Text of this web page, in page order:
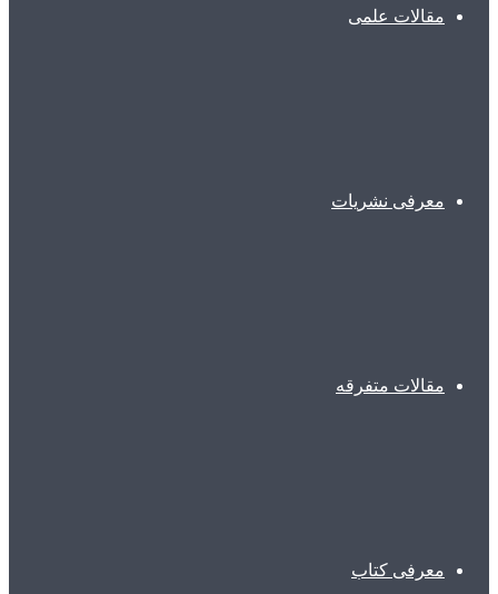
مقالات علمی
معرفی نشریات
مقالات متفرقه
معرفی کتاب